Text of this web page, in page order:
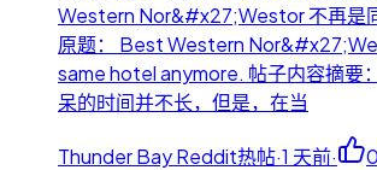
Western Nor&#x27;Westor 不再是
原题： Best Western
same hotel anymore. 帖子内容摘要
呆的时间并不长，但是，在当
Thunder Bay Reddit热帖·1 天前· 0